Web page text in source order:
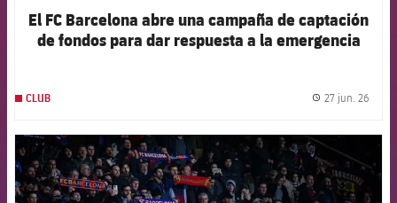
El FC Barcelona abre una campaña de captación
de fondos para dar respuesta a la emergencia
CLUB 27 jun. 26
FCB Barcelona badge